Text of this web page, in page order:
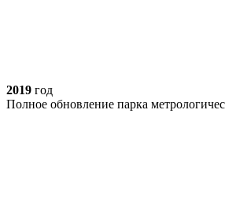
2019 год
Полное обновление парка